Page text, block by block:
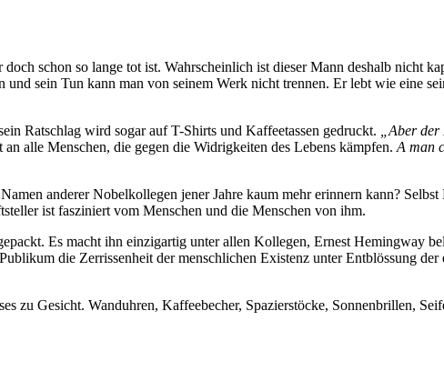
schon so lange tot ist. Wahrscheinlich ist dieser Mann deshalb nicht
sein Tun kann man von seinem Werk nicht trennen. Er lebt wie eine
Ratschlag wird sogar auf T-Shirts und Kaffeetassen gedruckt.
„Aber
alle Menschen, die gegen die Widrigkeiten des Lebens kämpfen. A man
anderer Nobelkollegen jener Jahre kaum mehr erinnern kann? Selbst
ist fasziniert vom Menschen und die Menschen von ihm.
Es macht ihn einzigartig unter allen Kollegen, Ernest Hemingway
die Zerrissenheit der menschlichen Existenz unter Entblössung
zu Gesicht. Wanduhren, Kaffeebecher, Spazierstöcke, Sonnenbrillen,